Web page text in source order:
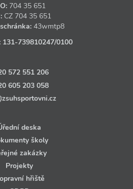
704 35 651
CZ 704 35 651
43wmtp8
131‑739810247/0100
572 551 206
605 203 058
deska
školy
zakázky
Projekty
hřiště